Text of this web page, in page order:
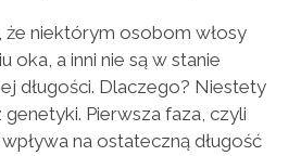
że niektórym osobom włosy
oka, a inni nie są w stanie
długości. Dlaczego? Niestety
Pierwsza faza, czyli
na ostateczną długość